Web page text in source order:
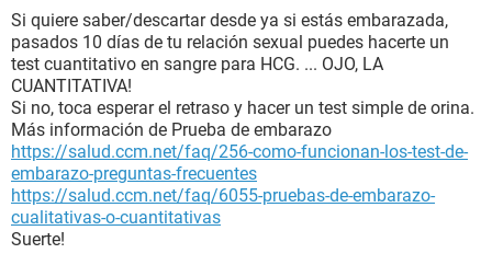
Si quiere saber/descartar desde ya si estás embarazada,
pasados 10 días de tu relación sexual puedes hacerte un
test cuantitativo en sangre para HCG. ... OJO, LA
CUANTITATIVA!
Si no, toca esperar el retraso y hacer un test simple de orina.
Más información de Prueba de embarazo
https://salud.ccm.net/faq/256-como-funcionan-los-test-de-
embarazo-preguntas-frecuentes
https://salud.ccm.net/faq/6055-pruebas-de-embarazo-
cualitativas-o-cuantitativas
Suerte!